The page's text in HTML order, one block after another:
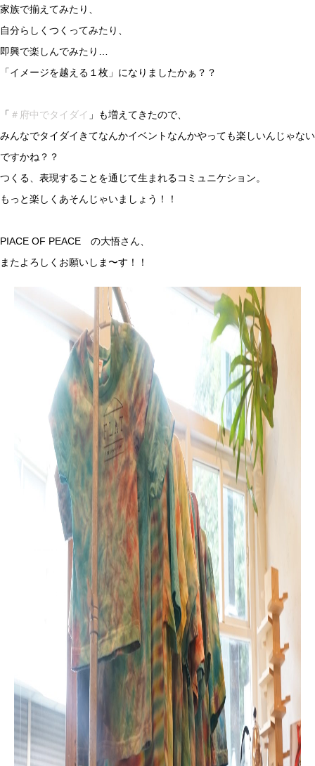
家族で揃えてみたり、
自分らしくつくってみたり、
即興で楽しんでみたり…
「イメージを越える１枚」になりましたかぁ？？
「 ＃府中でタイダイ 」も増えてきたので、
みんなでタイダイきてなんかイベントなんかやっても楽しいんじゃない
ですかね？？
つくる、表現することを通じて生まれるコミュニケション。
もっと楽しくあそんじゃいましょう！！
PIACE OF PEACE の大悟さん、
またよろしくお願いしま〜す！！